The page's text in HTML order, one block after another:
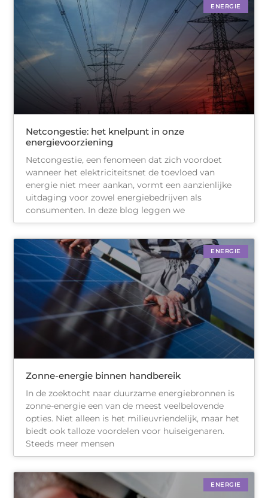
ENERGIE
Netcongestie: het knelpunt in onze
energievoorziening
Netcongestie, een fenomeen dat zich voordoet
wanneer het elektriciteitsnet de toevloed van
energie niet meer aankan, vormt een aanzienlijke
uitdaging voor zowel energiebedrijven als
consumenten. In deze blog leggen we
ENERGIE
Zonne-energie binnen handbereik
In de zoektocht naar duurzame energiebronnen is
zonne-energie een van de meest veelbelovende
opties. Niet alleen is het milieuvriendelijk, maar het
biedt ook talloze voordelen voor huiseigenaren.
Steeds meer mensen
ENERGIE